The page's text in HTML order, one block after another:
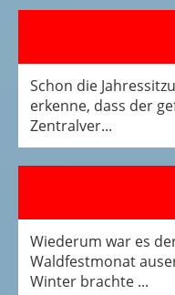
Schon die
erkenne, dass der
Zentralver...
Wiederum war es
Waldfestmonat
Winter brachte ...